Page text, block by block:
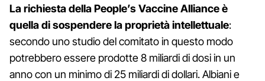
La richiesta della People’s Vaccine Alliance è
quella di sospendere la proprietà intellettuale:
secondo uno studio del comitato in questo modo
potrebbero essere prodotte 8 miliardi di dosi in un
anno con un minimo di 25 miliardi di dollari. Albiani e